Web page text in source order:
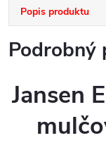
Popis produktu
Podrobný
Jansen